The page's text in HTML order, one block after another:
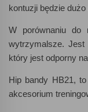
kontuzji będzie
W porównaniu do
wytrzymalsze. Jest
który jest odporny
Hip bandy HB21,
akcesorium